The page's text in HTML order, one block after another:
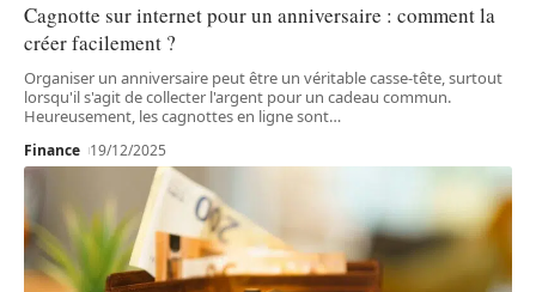
Cagnotte sur internet pour un anniversaire : comment la
créer facilement ?
Organiser un anniversaire peut être un véritable casse-tête, surtout
lorsqu'il s'agit de collecter l'argent pour un cadeau commun.
Heureusement, les cagnottes en ligne sont…
Finance 19/12/2025